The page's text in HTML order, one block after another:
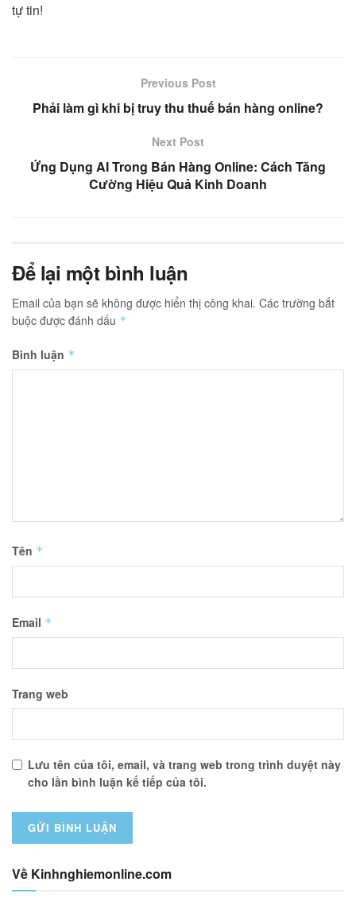
tự tin!
Previous Post
Phải làm gì khi bị truy thu thuế bán hàng online?
Next Post
Ứng Dụng AI Trong Bán Hàng Online: Cách Tăng
Cường Hiệu Quả Kinh Doanh
Để lại một bình luận
Email của bạn sẽ không được hiển thị công khai. Các trường bắt
buộc được đánh dấu *
Bình luận *
Tên *
Email *
Trang web
Lưu tên của tôi, email, và trang web trong trình duyệt này
cho lần bình luận kế tiếp của tôi.
Về Kinhnghiemonline.com